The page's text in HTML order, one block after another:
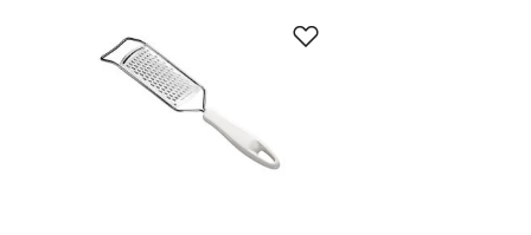
Preparazione degli alimenti